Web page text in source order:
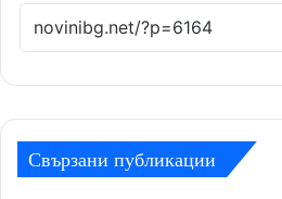
Свързани публикации